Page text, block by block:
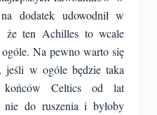
dodatek udowodnił w
że ten Achilles to wcale
Na pewno warto się
jeśli w ogóle będzie taka
końców Celtics od lat
do ruszenia i byłoby